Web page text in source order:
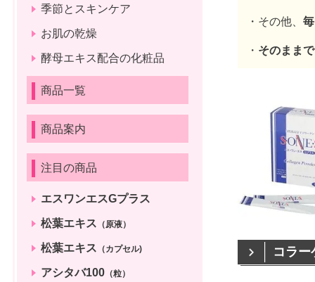
・その他、
・ そのまま
コラー
季節とスキンケア
お肌の乾燥
酵母エキス配合の化粧品
商品一覧
商品案内
注目の商品
エスワンエスGプラス
松葉エキス （原液）
松葉エキス （カプセル)
アシタバ100 （粒）